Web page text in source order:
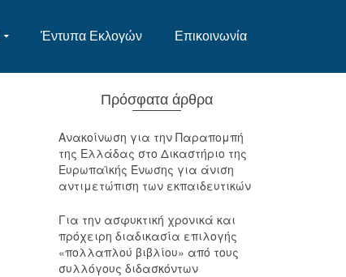
Έντυπα Εκλογών Επικοινωνία
Πρόσφατα άρθρα
Ανακοίνωση για την Παραπομπή
της Ελλάδας στο Δικαστήριο της
Ευρωπαϊκής Ένωσης για άνιση
αντιμετώπιση των εκπαιδευτικών
Για την ασφυκτική χρονικά και
πρόχειρη διαδικασία επιλογής
«πολλαπλού βιβλίου» από τους
συλλόγους διδασκόντων